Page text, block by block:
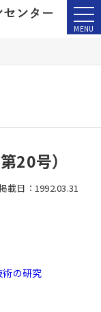
20号）
載日：1992.03.31
の研究